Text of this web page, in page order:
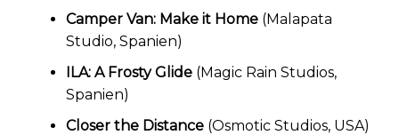
Camper Van: Make it Home(Malapata
Studio, Spanien)
ILA: A Frosty Glide(Magic Rain Studios,
Spanien)
Closer the Distance(Osmotic Studios, USA)